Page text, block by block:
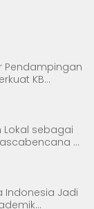
Pendampingan
KB
Lokal sebagai
di
Indonesia Jadi